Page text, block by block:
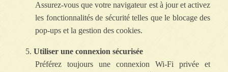
Assurez-vous que votre navigateur est à jour et activez
les fonctionnalités de sécurité telles que le blocage des
pop-ups et la gestion des cookies.
Utiliser une connexion sécurisée
Préférez toujours une connexion Wi-Fi privée et